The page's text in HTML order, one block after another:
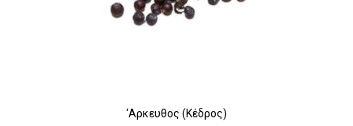
‘Αρκευθος (Κέδρος)